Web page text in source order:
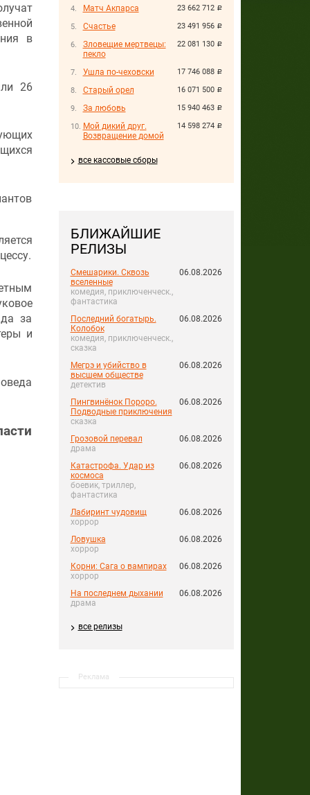
23 662 712 руб.
Матч Акпарса
23 491 956 руб.
Счастье
22 081 130 руб.
Зловещие мертвецы:
пекло
17 746 088 руб.
Ушла по-чеховски
16 071 500 руб.
Старый орел
15 940 463 руб.
За любовь
14 598 274 руб.
Мой дикий друг.
Возвращение домой
все кассовые сборы
БЛИЖАЙШИЕ
РЕЛИЗЫ
Смешарики. Сквозь
вселенные
комедия, приключенческ.,
фантастика
06.08.2026
Последний богатырь.
Колобок
комедия, приключенческ.,
сказка
06.08.2026
Мегрэ и убийство в
высшем обществе
детектив
06.08.2026
Пингвинёнок Пороро.
Подводные приключения
сказка
06.08.2026
Грозовой перевал
драма
06.08.2026
Катастрофа. Удар из
космоса
боевик, триллер,
фантастика
06.08.2026
Лабиринт чудовищ
хоррор
06.08.2026
Ловушка
хоррор
06.08.2026
Корни: Сага о вампирах
хоррор
06.08.2026
На последнем дыхании
драма
06.08.2026
все релизы
Реклама
в
26
за
и